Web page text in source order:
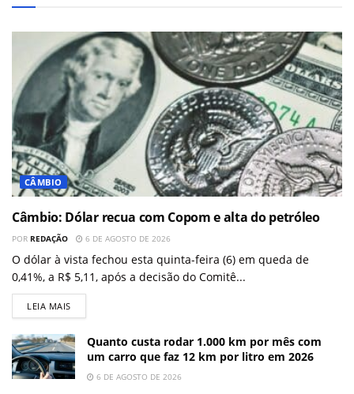
CÂMBIO
Câmbio: Dólar recua com Copom e alta do petróleo
POR REDAÇÃO 6 DE AGOSTO DE 2026
O dólar à vista fechou esta quinta-feira (6) em queda de
0,41%, a R$ 5,11, após a decisão do Comitê...
LEIA MAIS
Quanto custa rodar 1.000 km por mês com
um carro que faz 12 km por litro em 2026
6 DE AGOSTO DE 2026